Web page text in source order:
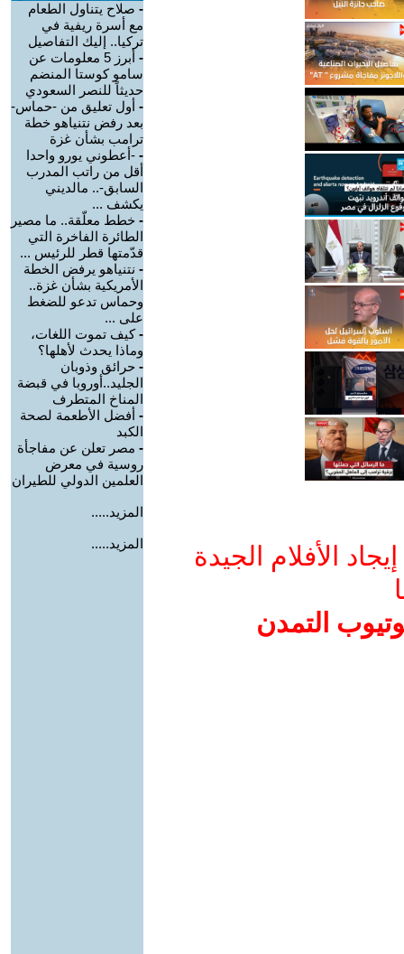
الأفلام الجيدة
التمدن
- صلاح يتناول الطعام
مع أسرة ريفية في
تركيا.. إليك التفاصيل
-
أبرز 5 معلومات عن
سامو كوستا المنضم
حديثاً للنصر السعودي
- أول تعليق من -حماس-
بعد رفض نتنياهو خطة
ترامب بشأن غزة
- -أعطوني يورو واحدا
أقل من راتب المدرب
السابق-.. مالديني
يكشف ...
- خطط معلّقة.. ما مصير
الطائرة الفاخرة التي
قدّمتها قطر للرئيس ...
- نتنياهو يرفض الخطة
الأمريكية بشأن غزة..
وحماس تدعو للضغط
على ...
-كيف تموت اللغات،
وماذا يحدث لأهلها؟
- حرائق وذوبان
الجليد..أوروبا في قبضة
المناخ المتطرف
- أفضل الأطعمة لصحة
الكبد
- مصر تعلن عن مفاجأة
روسية في معرض
العلمين الدولي للطيران
المزيد.....
المزيد.....